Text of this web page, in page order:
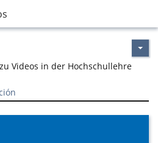
Videos in der Hochschullehre